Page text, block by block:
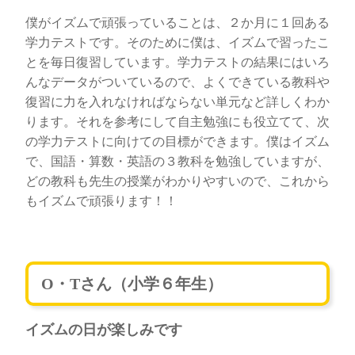
僕がイズムで頑張っていることは、２か月に１回ある
学力テストです。そのために僕は、イズムで習ったこ
とを毎日復習しています。学力テストの結果にはいろ
んなデータがついているので、よくできている教科や
復習に力を入れなければならない単元など詳しくわか
ります。それを参考にして自主勉強にも役立てて、次
の学力テストに向けての目標ができます。僕はイズム
で、国語・算数・英語の３教科を勉強していますが、
どの教科も先生の授業がわかりやすいので、これから
もイズムで頑張ります！！
O・Tさん（小学６年生）
イズムの日が楽しみです